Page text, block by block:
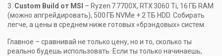
3. Custom Build от MSI – Ryzen 7 7700X, RTX 3060 Ti, 16 ГБ RAM
(можно апгрейдировать), 500 ГБ NVMe + 2 ТБ HDD. Собирать
легче, а цены в среднем ниже готовых «брэндовых» систем.
Главное – сравнивай не только цену, но и то, сколько ты
реально будешь использовать. Если ты только начинаешь,